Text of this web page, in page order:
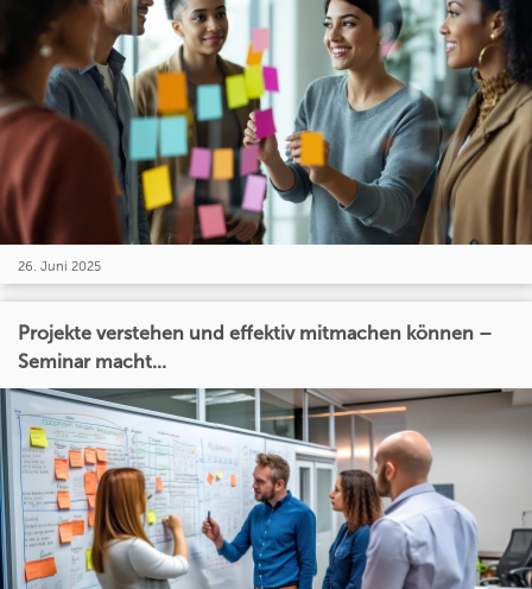
26. Juni 2025
Projekte verstehen und effektiv mitmachen können –
Seminar macht...